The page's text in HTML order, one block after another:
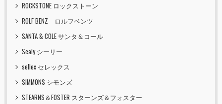
ROCKSTONE ロックストーン
ROLF BENZ ロルフベンツ
SANTA & COLE サンタ＆コール
Sealy シーリー
sellex セレックス
SIMMONS シモンズ
STEARNS＆FOSTER スターンズ＆フォスター